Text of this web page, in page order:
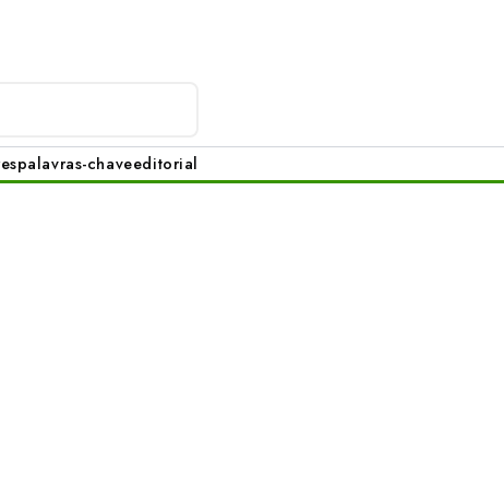
palavras-chaveeditorial